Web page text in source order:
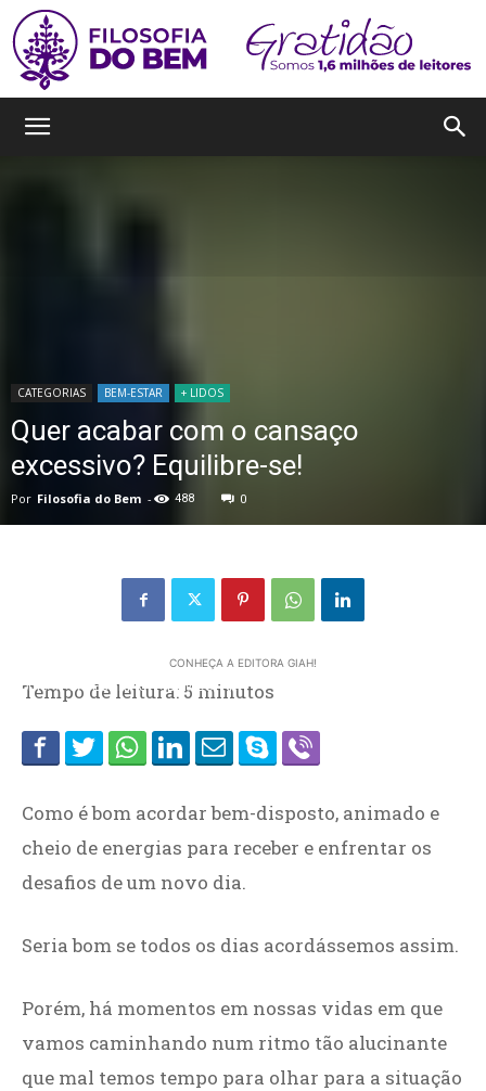
Home CATEGORIAS BEM-ESTAR
CATEGORIAS BEM-ESTAR + LIDOS
Quer acabar com o cansaço
excessivo? Equilibre-se!
Por Filosofia do Bem - 488 0
CONHEÇA A EDITORA GIAH!
Tempo de leitura: 5 minutos
Como é bom acordar bem-disposto, animado e
cheio de energias para receber e enfrentar os
desafios de um novo dia.
Seria bom se todos os dias acordássemos assim.
Porém, há momentos em nossas vidas em que
vamos caminhando num ritmo tão alucinante
que mal temos tempo para olhar para a situação